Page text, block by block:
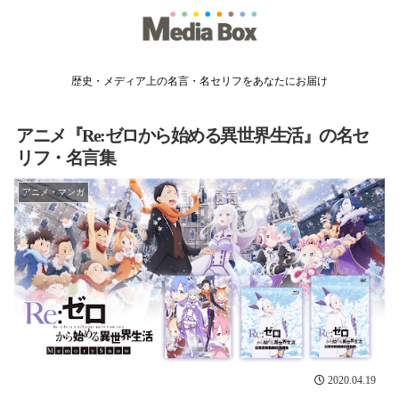
歴史・メディア上の名言・名セリフをあなたにお届け
アニメ『Re:ゼロから始める異世界生活』の名セ
リフ・名言集
アニメ・マンガ
2020.04.19